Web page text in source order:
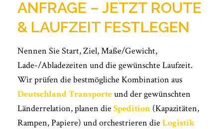
ANFRAGE – JETZT ROUTE
& LAUFZEIT FESTLEGEN
Nennen Sie Start, Ziel, Maße/Gewicht,
Lade-/Abladezeiten und die gewünschte Laufzeit.
Wir prüfen die bestmögliche Kombination aus
Deutschland Transporteund der gewünschten
Länderrelation, planen die Spedition (Kapazitäten,
Rampen, Papiere) und orchestrieren die Logistik